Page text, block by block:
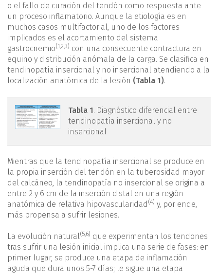
o el fallo de curación del tendón como respuesta ante
un proceso inflamatorio. Aunque la etiología es en
muchos casos multifactorial, uno de los factores
implicados es el acortamiento del sistema
gastrocnemio(1,2,3) con una consecuente contractura en
equino y distribución anómala de la carga. Se clasifica en
tendinopatía insercional y no insercional atendiendo a la
localización anatómica de la lesión (Tabla 1).
mact.1601.fs2403006-
tabla1.png
Tabla 1. Diagnóstico diferencial entre
tendinopatía insercional y no
insercional
Mientras que la tendinopatía insercional se produce en
la propia inserción del tendón en la tuberosidad mayor
del calcáneo, la tendinopatía no insercional se origina a
entre 2 y 6 cm de la inserción distal en una región
anatómica de relativa hipovascularidad (4) y, por ende,
más propensa a sufrir lesiones.
La evolución natural(5,6) que experimentan los tendones
tras sufrir una lesión inicial implica una serie de fases: en
primer lugar, se produce una etapa de inflamación
aguda que dura unos 5-7 días; le sigue una etapa